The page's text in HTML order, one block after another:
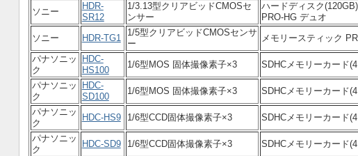
ソニー
HDR-
SR12
1/3.13型クリアビッドCMOSセ
ンサー
ハードディスク
PRO-HG デュオ
ソニー
HDR-TG1
1/5型クリアビッドCMOSセンサ
ー
メモリースティック
パナソニッ
ク
HDC-
HS100
1/6型MOS 固体撮像素子×3
SDHCメモリーカード
パナソニッ
ク
HDC-
SD100
1/6型MOS 固体撮像素子×3
SDHCメモリーカード
パナソニッ
ク
HDC-HS9 1/6型CCD固体撮像素子×3
SDHCメモリーカード
パナソニッ
ク
HDC-SD9 1/6型CCD固体撮像素子×3
SDHCメモリーカード